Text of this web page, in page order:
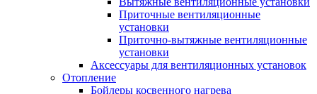
Приточные вентиляционные
установки
Приточно-вытяжные вентиляционные
установки
Аксессуары для вентиляционных установок
Отопление
Бойлеры косвенного нагрева